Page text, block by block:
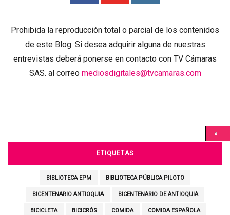
Prohibida la reproducción total o parcial de los contenidos
de este Blog. Si desea adquirir alguna de nuestras
entrevistas deberá ponerse en contacto con TV Cámaras
SAS. al correo mediosdigitales@tvcamaras.com
ETIQUETAS
BIBLIOTECA EPM BIBLIOTECA PÚBLICA PILOTO
BICENTENARIO ANTIOQUIA BICENTENARIO DE ANTIOQUIA
BICICLETA BICICRÓS COMIDA COMIDA ESPAÑOLA